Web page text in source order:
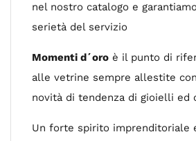
nel nostro catalogo e
serietà del servizio
Momenti d´oro è il punto di
alle vetrine sempre allestite
novità di tendenza di gioielli ed
Un forte spirito imprenditoriale